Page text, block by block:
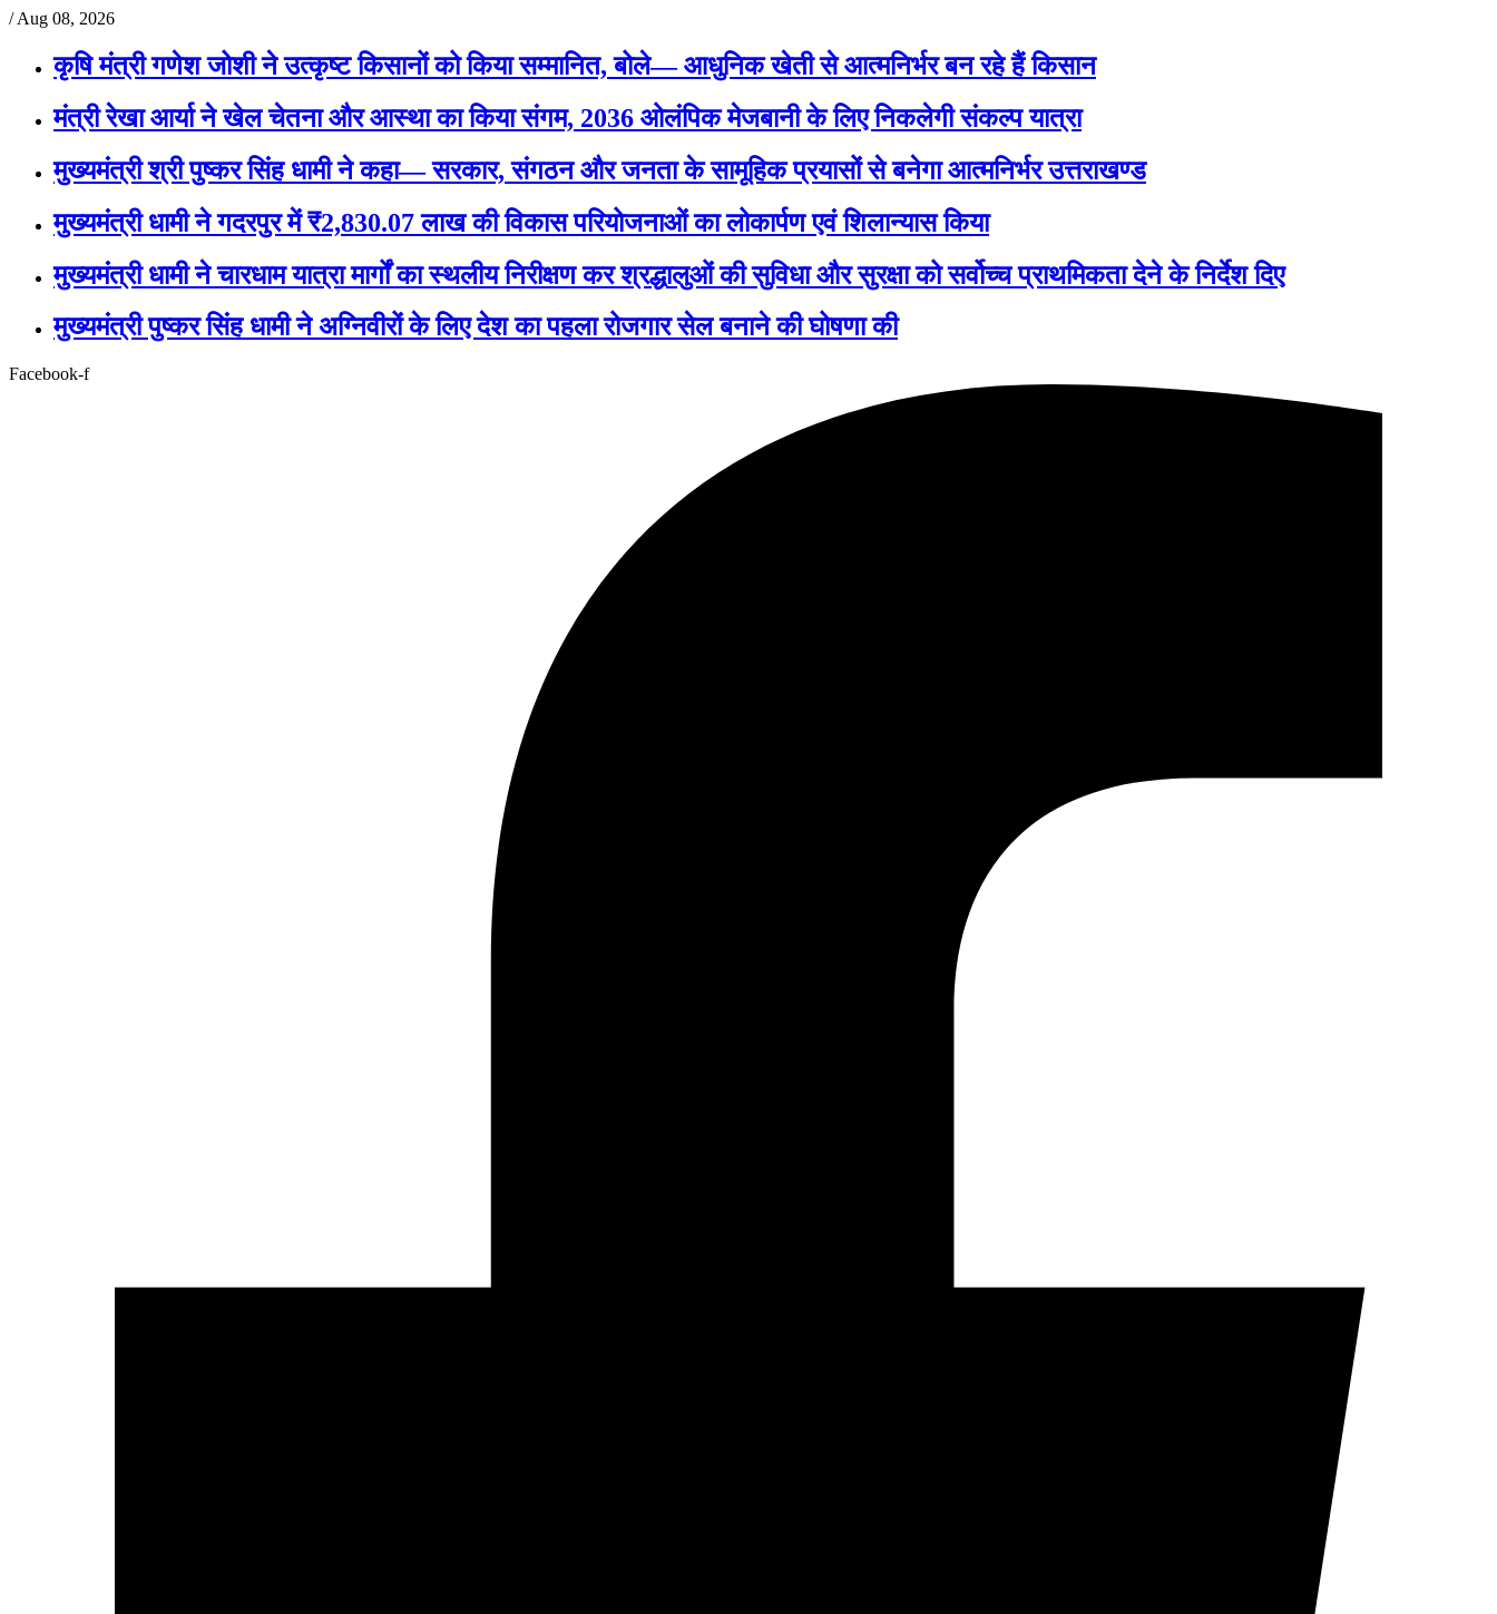
/ Aug 08, 2026
कृषि मंत्री गणेश जोशी ने उत्कृष्ट किसानों को किया सम्मानित, बोले— आधुनिक खेती से आत्मनिर्भर बन रहे हैं किसान
मंत्री रेखा आर्या ने खेल चेतना और आस्था का किया संगम, 2036 ओलंपिक मेजबानी के लिए निकलेगी संकल्प यात्रा
मुख्यमंत्री श्री पुष्कर सिंह धामी ने कहा— सरकार, संगठन और जनता के सामूहिक प्रयासों से बनेगा आत्मनिर्भर उत्तराखण्ड
मुख्यमंत्री धामी ने गदरपुर में ₹2,830.07 लाख की विकास परियोजनाओं का लोकार्पण एवं शिलान्यास किया
मुख्यमंत्री धामी ने चारधाम यात्रा मार्गों का स्थलीय निरीक्षण कर श्रद्धालुओं की सुविधा और सुरक्षा को सर्वोच्च प्राथमिकता देने के निर्देश दिए
मुख्यमंत्री पुष्कर सिंह धामी ने अग्निवीरों के लिए देश का पहला रोजगार सेल बनाने की घोषणा की
Facebook-f